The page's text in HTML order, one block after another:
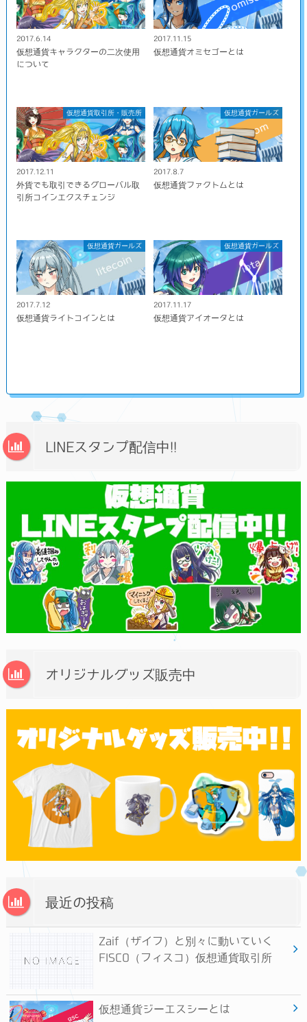
2017.6.14
仮想通貨キャラクターの二次使用
について
2017.11.15
仮想通貨オミセゴーとは
仮想通貨取引所・販売所
2017.12.11
外貨でも取引できるグローバル取
引所コインエクスチェンジ
仮想通貨ガールズ
2017.8.7
仮想通貨ファクトムとは
仮想通貨ガールズ
2017.7.12
仮想通貨ライトコインとは
仮想通貨ガールズ
2017.11.17
仮想通貨アイオータとは
LINEスタンプ配信中!!
オリジナルグッズ販売中
最近の投稿
Zaif（ザイフ）と別々に動いていく
FISCO（フィスコ）仮想通貨取引所
仮想通貨ジーエスシーとは